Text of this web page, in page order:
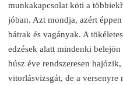
munkakapcsolat köti a
jóban. Azt mondja, azért
bátrak és vagányak. A
edzések alatt mindenki
húsz éve rendszeresen
vitorlásvizsgát, de a